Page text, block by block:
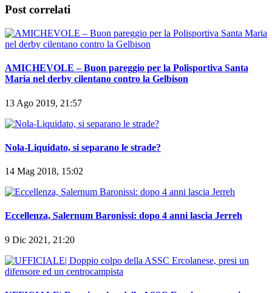
Post correlati
AMICHEVOLE – Buon pareggio per la Polisportiva Santa
Maria nel derby cilentano contro la Gelbison
13 Ago 2019, 21:57
Nola-Liquidato, si separano le strade?
14 Mag 2018, 15:02
Eccellenza, Salernum Baronissi: dopo 4 anni lascia Jerreh
9 Dic 2021, 21:20